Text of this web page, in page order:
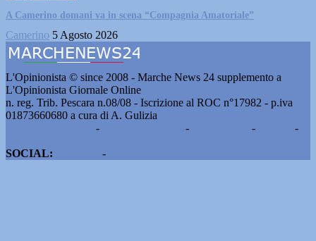
A Camerino domani va in scena “Compagnia Amatoriale”
Camerino 5 Agosto 2026
L'Opinionista © since 2008 - Marche News 24 supplemento a
L'Opinionista Giornale Online
n. reg. Trib. Pescara n.08/08 - Iscrizione al ROC n°17982 - p.iva
01873660680 a cura di A. Gulizia
- - -
-
SOCIAL:
-